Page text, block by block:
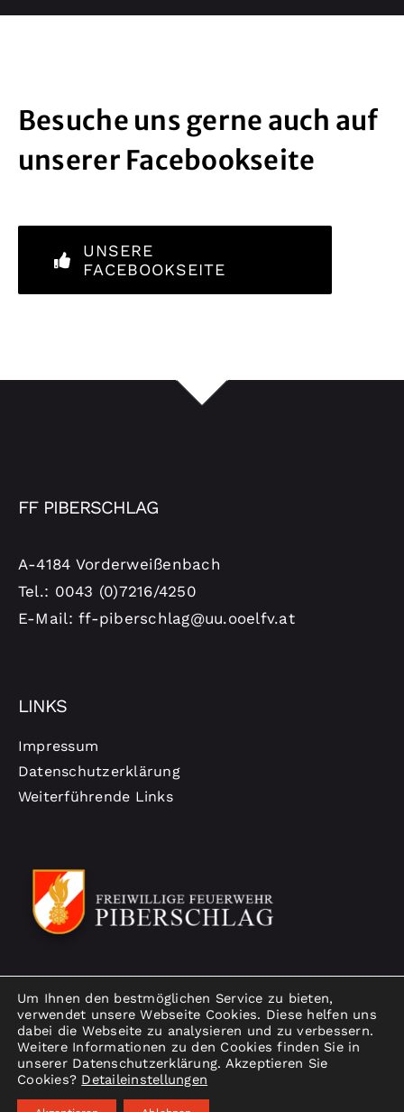
Besuche uns gerne auch auf
unserer Facebookseite
UNSERE
FACEBOOKSEITE
FF PIBERSCHLAG
A-4184 Vorderweißenbach
Tel.: 0043 (0)7216/4250
E-Mail: ff-piberschlag@uu.ooelfv.at
LINKS
Impressum
Datenschutzerklärung
Weiterführende Links
© Copyright 2026 | Freiwillige Feuerwehr Piberschlag
Um Ihnen den bestmöglichen Service zu bieten,
verwendet unsere Webseite Cookies. Diese helfen uns
dabei die Webseite zu analysieren und zu verbessern.
Weitere Informationen zu den Cookies finden Sie in
unserer Datenschutzerklärung. Akzeptieren Sie
Cookies? Detaileinstellungen